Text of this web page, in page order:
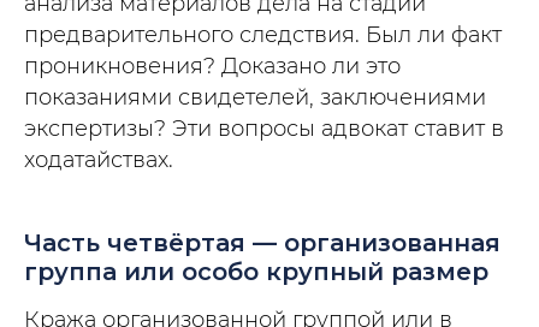
предварительного следствия. Был ли факт
проникновения? Доказано ли это
показаниями свидетелей, заключениями
экспертизы? Эти вопросы адвокат ставит в
ходатайствах.
Часть четвёртая — организованная
группа или особо крупный размер
Кража организованной группой или в